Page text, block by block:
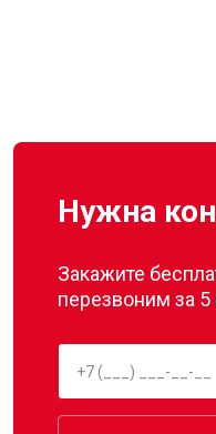
Нужна
Закажите
перезвоним за 5